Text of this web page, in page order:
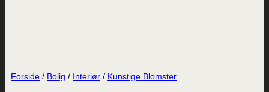
Forside / Bolig / Interiør / Kunstige Blomster